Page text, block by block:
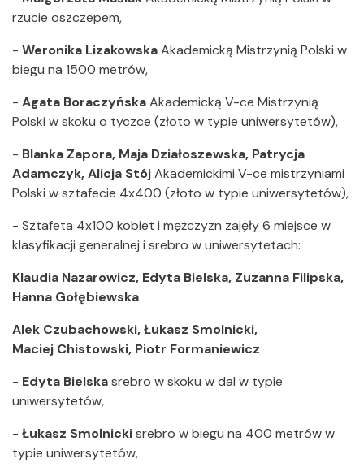
rzucie oszczepem,
- Weronika LizakowskaAkademicką Mistrzynią Polski w
biegu na 1500 metrów,
- Agata BoraczyńskaAkademicką V-ce Mistrzynią
Polski w skoku o tyczce (złoto w typie uniwersytetów),
- Blanka Zapora, Maja Działoszewska, Patrycja
Adamczyk, Alicja StójAkademickimi V-ce mistrzyniami
Polski w sztafecie 4x400 (złoto w typie uniwersytetów),
- Sztafeta 4x100 kobiet i mężczyzn zajęły 6 miejsce w
klasyfikacji generalnej i srebro w uniwersytetach:
Klaudia Nazarowicz, Edyta Bielska, Zuzanna Filipska,
Hanna Gołębiewska
Alek Czubachowski, Łukasz Smolnicki,
Maciej Chistowski, Piotr Formaniewicz
- Edyta Bielskasrebro w skoku w dal w typie
uniwersytetów,
- Łukasz Smolnickisrebro w biegu na 400 metrów w
typie uniwersytetów,